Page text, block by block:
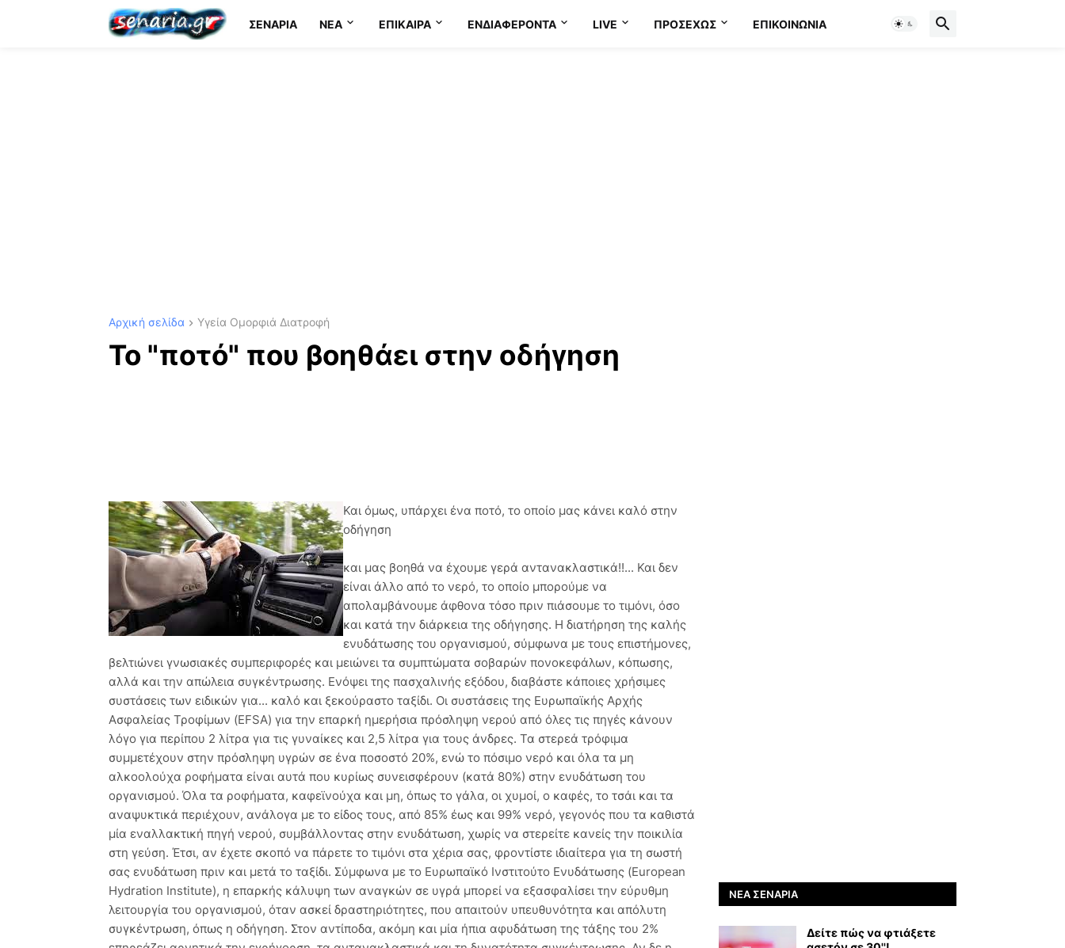
ΣΕΝΆΡΙΑ NEA ΕΠΊΚΑΙΡΑ ΕΝΔΙΑΦΈΡΟΝΤΑ LIVE ΠΡΟΣΕΧΩΣ ΕΠΙΚΟΙΝΩΝΊΑ
Αρχική σελίδα Υγεία Ομορφιά Διατροφή
Το "ποτό" που βοηθάει στην οδήγηση
Και όμως, υπάρχει ένα ποτό, το οποίο μας κάνει καλό στην
οδήγηση
και μας βοηθά να έχουμε γερά αντανακλαστικά!!... Και δεν
είναι άλλο από το νερό, το οποίο μπορούμε να
απολαμβάνουμε άφθονα τόσο πριν πιάσουμε το τιμόνι, όσο
και κατά την διάρκεια της οδήγησης. Η διατήρηση της καλής
ενυδάτωσης του οργανισμού, σύμφωνα με τους επιστήμονες,
βελτιώνει γνωσιακές συμπεριφορές και μειώνει τα συμπτώματα σοβαρών πονοκεφάλων, κόπωσης,
αλλά και την απώλεια συγκέντρωσης. Ενόψει της πασχαλινής εξόδου, διαβάστε κάποιες χρήσιμες
συστάσεις των ειδικών για... καλό και ξεκούραστο ταξίδι. Οι συστάσεις της Ευρωπαϊκής Αρχής
Ασφαλείας Τροφίμων (EFSA) για την επαρκή ημερήσια πρόσληψη νερού από όλες τις πηγές κάνουν
λόγο για περίπου 2 λίτρα για τις γυναίκες και 2,5 λίτρα για τους άνδρες. Τα στερεά τρόφιμα
συμμετέχουν στην πρόσληψη υγρών σε ένα ποσοστό 20%, ενώ το πόσιμο νερό και όλα τα μη
αλκοολούχα ροφήματα είναι αυτά που κυρίως συνεισφέρουν (κατά 80%) στην ενυδάτωση του
οργανισμού. Όλα τα ροφήματα, καφεϊνούχα και μη, όπως το γάλα, οι χυμοί, ο καφές, το τσάι και τα
αναψυκτικά περιέχουν, ανάλογα με το είδος τους, από 85% έως και 99% νερό, γεγονός που τα καθιστά
μία εναλλακτική πηγή νερού, συμβάλλοντας στην ενυδάτωση, χωρίς να στερείτε κανείς την ποικιλία
στη γεύση. Έτσι, αν έχετε σκοπό να πάρετε το τιμόνι στα χέρια σας, φροντίστε ιδιαίτερα για τη σωστή
σας ενυδάτωση πριν και μετά το ταξίδι. Σύμφωνα με το Ευρωπαϊκό Ινστιτούτο Ενυδάτωσης (European
Hydration Institute), η επαρκής κάλυψη των αναγκών σε υγρά μπορεί να εξασφαλίσει την εύρυθμη
λειτουργία του οργανισμού, όταν ασκεί δραστηριότητες, που απαιτούν υπευθυνότητα και απόλυτη
συγκέντρωση, όπως η οδήγηση. Στον αντίποδα, ακόμη και μία ήπια αφυδάτωση της τάξης του 2%
ΝΈΑ ΣΕΝΆΡΙΑ
Δείτε πώς να φτιάξετε